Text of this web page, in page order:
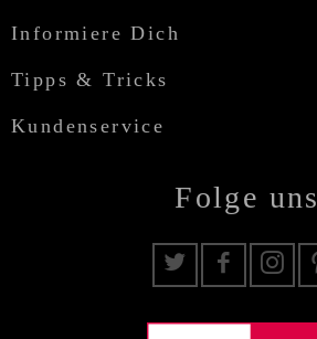
Informiere Dich
Tipps & Tricks
Kundenservice
Folge uns